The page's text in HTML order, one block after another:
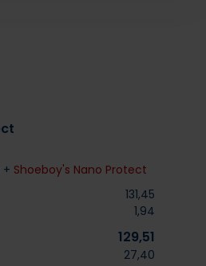
Shoeboy's Nano Protect
131,45
1,94
129,51
27,40